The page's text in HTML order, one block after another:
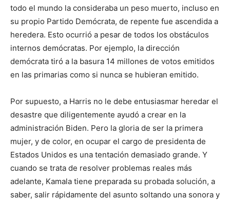
todo el mundo la consideraba un peso muerto, incluso en
su propio Partido Demócrata, de repente fue ascendida a
heredera. Esto ocurrió a pesar de todos los obstáculos
internos demócratas. Por ejemplo, la dirección
demócrata tiró a la basura 14 millones de votos emitidos
en las primarias como si nunca se hubieran emitido.
Por supuesto, a Harris no le debe entusiasmar heredar el
desastre que diligentemente ayudó a crear en la
administración Biden. Pero la gloria de ser la primera
mujer, y de color, en ocupar el cargo de presidenta de
Estados Unidos es una tentación demasiado grande. Y
cuando se trata de resolver problemas reales más
adelante, Kamala tiene preparada su probada solución, a
saber, salir rápidamente del asunto soltando una sonora y